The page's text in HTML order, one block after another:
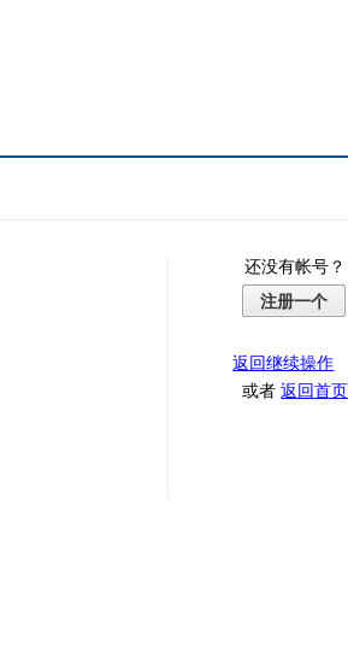
还没有帐号？
注册一个
返回继续操作
或者返回首页